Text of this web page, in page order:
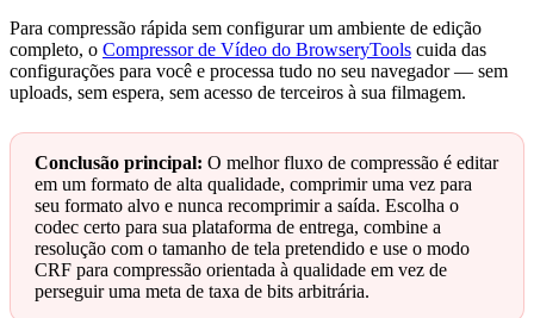
Para compressão rápida sem configurar um ambiente de edição
completo, o Compressor de Vídeo do BrowseryTools cuida das
configurações para você e processa tudo no seu navegador — sem
uploads, sem espera, sem acesso de terceiros à sua filmagem.
Conclusão principal: O melhor fluxo de compressão é editar
em um formato de alta qualidade, comprimir uma vez para
seu formato alvo e nunca recomprimir a saída. Escolha o
codec certo para sua plataforma de entrega, combine a
resolução com o tamanho de tela pretendido e use o modo
CRF para compressão orientada à qualidade em vez de
perseguir uma meta de taxa de bits arbitrária.